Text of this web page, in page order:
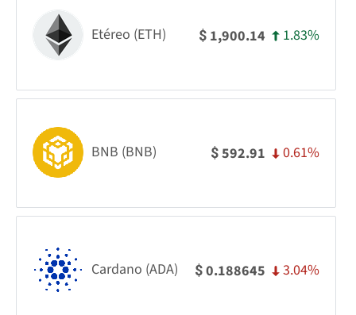
Etéreo (ETH) $ 1,900.14 1.83%
BNB (BNB) $592.91 0.61%
Cardano (ADA) $0.188645 3.04%